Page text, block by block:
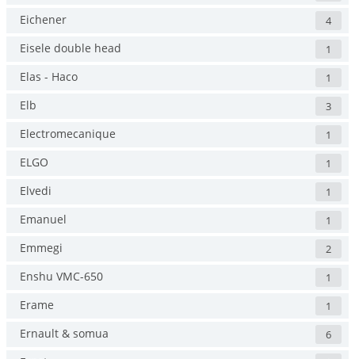
Eichener 4
Eisele double head 1
Elas - Haco 1
Elb 3
Electromecanique 1
ELGO 1
Elvedi 1
Emanuel 1
Emmegi 2
Enshu VMC-650 1
Erame 1
Ernault & somua 6